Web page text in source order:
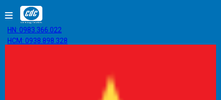
HN: 0983.366.022
HCM: 0938.898.328